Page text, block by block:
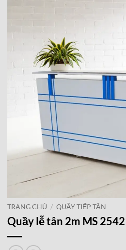
TRANG CHỦ / QUẦY TIẾP TÂN
Quầy lễ tân 2m MS 2542